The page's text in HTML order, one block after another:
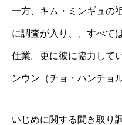
一方、キム・ミンギュの
に調査が入り、、すべて
仕業。更に彼に協力して
ンウン（チョ・ハンチョ
いじめに関する聞き取り